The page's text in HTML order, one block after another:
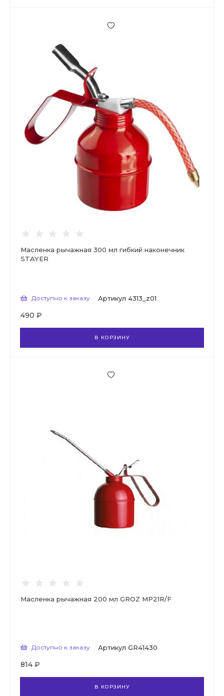
Масленка рычажная 300 мл гибкий наконечник
STAYER
Доступно к заказу Артикул 4313_z01
490 ₽
В КОРЗИНУ
Масленка рычажная 200 мл GROZ MP21R/F
Доступно к заказу Артикул GR41430
814 ₽
В КОРЗИНУ